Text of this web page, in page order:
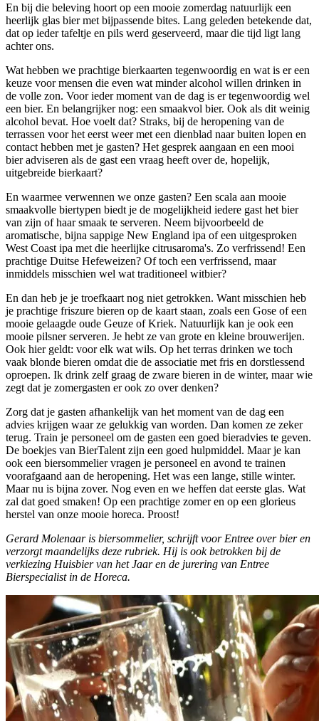
En bij die beleving hoort op een mooie zomerdag natuurlijk een
heerlijk glas bier met bijpassende bites. Lang geleden betekende dat,
dat op ieder tafeltje en pils werd geserveerd, maar die tijd ligt lang
achter ons.
Wat hebben we prachtige bierkaarten tegenwoordig en wat is er een
keuze voor mensen die even wat minder alcohol willen drinken in
de volle zon. Voor ieder moment van de dag is er tegenwoordig wel
een bier. En belangrijker nog: een smaakvol bier. Ook als dit weinig
alcohol bevat. Hoe voelt dat? Straks, bij de heropening van de
terrassen voor het eerst weer met een dienblad naar buiten lopen en
contact hebben met je gasten? Het gesprek aangaan en een mooi
bier adviseren als de gast een vraag heeft over de, hopelijk,
uitgebreide bierkaart?
En waarmee verwennen we onze gasten? Een scala aan mooie
smaakvolle biertypen biedt je de mogelijkheid iedere gast het bier
van zijn of haar smaak te serveren. Neem bijvoorbeeld de
aromatische, bijna sappige New England ipa of een uitgesproken
West Coast ipa met die heerlijke citrusaroma's. Zo verfrissend! Een
prachtige Duitse Hefeweizen? Of toch een verfrissend, maar
inmiddels misschien wel wat traditioneel witbier?
En dan heb je je troefkaart nog niet getrokken. Want misschien heb
je prachtige friszure bieren op de kaart staan, zoals een Gose of een
mooie gelaagde oude Geuze of Kriek. Natuurlijk kan je ook een
mooie pilsner serveren. Je hebt ze van grote en kleine brouwerijen.
Ook hier geldt: voor elk wat wils. Op het terras drinken we toch
vaak blonde bieren omdat die de associatie met fris en dorstlessend
oproepen. Ik drink zelf graag de zware bieren in de winter, maar wie
zegt dat je zomergasten er ook zo over denken?
Zorg dat je gasten afhankelijk van het moment van de dag een
advies krijgen waar ze gelukkig van worden. Dan komen ze zeker
terug. Train je personeel om de gasten een goed bieradvies te geven.
De boekjes van BierTalent zijn een goed hulpmiddel. Maar je kan
ook een biersommelier vragen je personeel en avond te trainen
voorafgaand aan de heropening. Het was een lange, stille winter.
Maar nu is bijna zover. Nog even en we heffen dat eerste glas. Wat
zal dat goed smaken! Op een prachtige zomer en op een glorieus
herstel van onze mooie horeca. Proost!
Gerard Molenaar is biersommelier, schrijft voor Entree over bier en
verzorgt maandelijks deze rubriek. Hij is ook betrokken bij de
verkiezing Huisbier van het Jaar en de jurering van Entree
Bierspecialist in de Horeca.